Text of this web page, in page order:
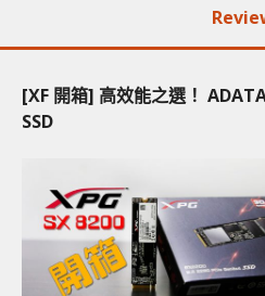
[XF 開箱] 高效能之選！
SSD